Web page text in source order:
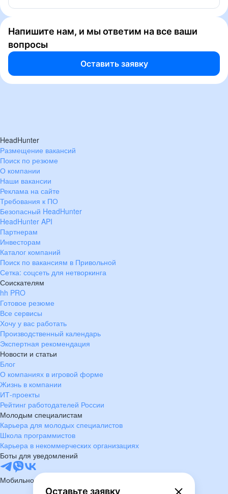
УКЭП
Напишите нам, и мы ответим на все ваши
вопросы
Оставить заявку
Оставьте заявку
HeadHunter
Размещение вакансий
Поиск по резюме
О компании
Наши вакансии
Реклама на сайте
Требования к ПО
Безопасный HeadHunter
HeadHunter API
Партнерам
Инвесторам
Каталог компаний
Поиск по вакансиям в Привольной
Сетка: соцсеть для нетворкинга
Соискателям
hh PRO
Готовое резюме
Все сервисы
Хочу у вас работать
Производственный календарь
Экспертная рекомендация
Новости и статьи
Блог
О компаниях в игровой форме
Жизнь в компании
ИТ-проекты
Рейтинг работодателей России
Молодым специалистам
Карьера для молодых специалистов
Школа программистов
Карьера в некоммерческих организациях
Боты для уведомлений
Мобильное приложение